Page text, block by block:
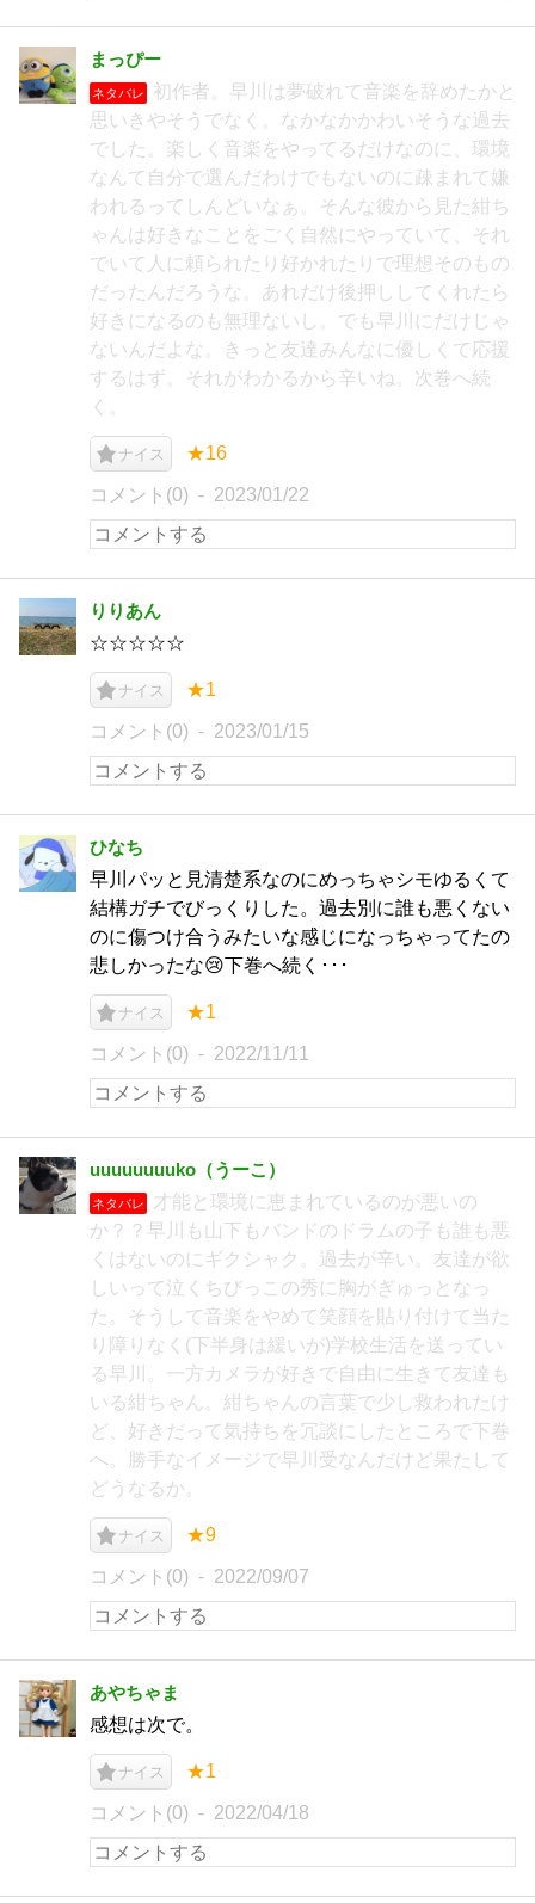
まっぴー
ネタバレ
初作者。早川は夢破れて音楽を辞めたかと
思いきやそうでなく。なかなかかわいそうな過去
でした。楽しく音楽をやってるだけなのに、環境
なんて自分で選んだわけでもないのに疎まれて嫌
われるってしんどいなぁ。そんな彼から見た紺ち
ゃんは好きなことをごく自然にやっていて、それ
でいて人に頼られたり好かれたりで理想そのもの
だったんだろうな。あれだけ後押ししてくれたら
好きになるのも無理ないし。でも早川にだけじゃ
ないんだよな。きっと友達みんなに優しくて応援
するはず。それがわかるから辛いね。次巻へ続
く。
ナイス ★16
コメント(0) 2023/01/22
りりあん
☆☆☆☆☆
ナイス ★1
コメント(0) 2023/01/15
ひなち
早川パッと見清楚系なのにめっちゃシモゆるくて
結構ガチでびっくりした。過去別に誰も悪くない
のに傷つけ合うみたいな感じになっちゃってたの
悲しかったな😢下巻へ続く･･･
ナイス ★1
コメント(0) 2022/11/11
uuuuuuuuko（うーこ）
ネタバレ
才能と環境に恵まれているのが悪いの
か？？早川も山下もバンドのドラムの子も誰も悪
くはないのにギクシャク。過去が辛い。友達が欲
しいって泣くちびっこの秀に胸がぎゅっとなっ
た。そうして音楽をやめて笑顔を貼り付けて当た
り障りなく(下半身は緩いが)学校生活を送ってい
る早川。一方カメラが好きで自由に生きて友達も
いる紺ちゃん。紺ちゃんの言葉で少し救われたけ
ど、好きだって気持ちを冗談にしたところで下巻
へ。勝手なイメージで早川受なんだけど果たして
どうなるか。
ナイス ★9
コメント(0) 2022/09/07
あやちゃま
感想は次で。
ナイス ★1
コメント(0) 2022/04/18